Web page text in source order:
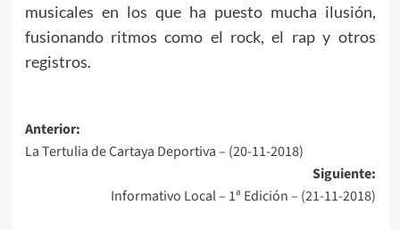
musicales en los que ha puesto mucha ilusión,
fusionando ritmos como el rock, el rap y otros
registros.
Anterior:
La Tertulia de Cartaya Deportiva – (20-11-2018)
Siguiente:
Informativo Local – 1ª Edición – (21-11-2018)